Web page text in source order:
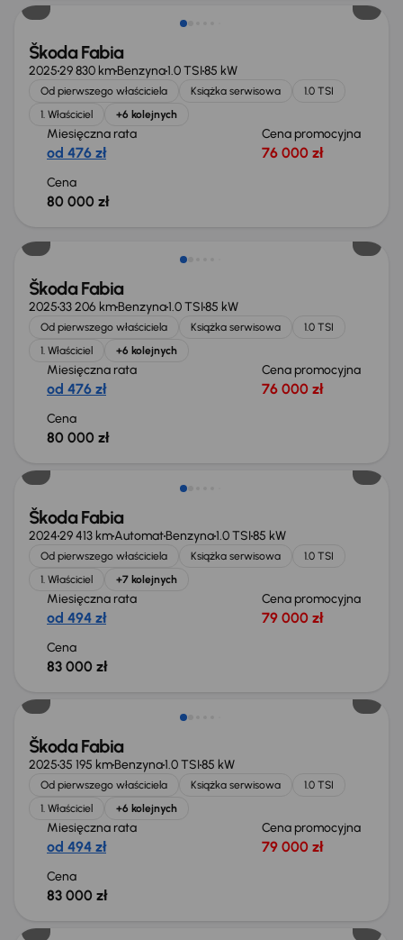
Škoda Fabia
202529 830 kmBenzyna1.0 TSI85 kW
Od pierwszego właściciela Książka serwisowa
1.0 TSI
1. Właściciel
+6 kolejnych
Miesięczna rata
od 476 zł
Cena promocyjna
76 000 zł
Cena
80 000 zł
Škoda Fabia
202533 206 kmBenzyna1.0 TSI85 kW
Od pierwszego właściciela Książka serwisowa
1.0 TSI
1. Właściciel
+6 kolejnych
Miesięczna rata
od 476 zł
Cena promocyjna
76 000 zł
Cena
80 000 zł
Od nowego taniej o 10 800 zł
Škoda Fabia
202429 413 kmAutomatBenzyna1.0 TSI85 kW
Od pierwszego właściciela Książka serwisowa
1.0 TSI
1. Właściciel
+7 kolejnych
Miesięczna rata
od 494 zł
Cena promocyjna
79 000 zł
Cena
83 000 zł
Świeżo skupione
Škoda Fabia
202535 195 kmBenzyna1.0 TSI85 kW
Od pierwszego właściciela Książka serwisowa
1.0 TSI
1. Właściciel
+6 kolejnych
Miesięczna rata
od 494 zł
Cena promocyjna
79 000 zł
Cena
83 000 zł
Od nowego taniej o 12 100 zł